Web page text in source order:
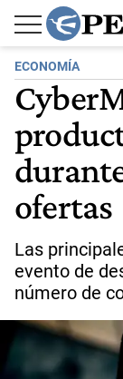
ECONOMÍA
ofertas
Las
evento de
número de